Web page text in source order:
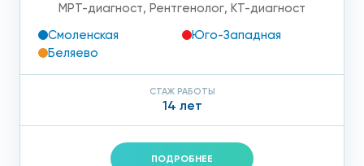
МРТ-диагност, Рентгенолог, КТ-диагност
Смоленская
Юго-Западная
Беляево
СТАЖ РАБОТЫ
14 лет
ПОДРОБНЕЕ